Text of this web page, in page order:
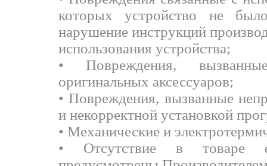
которых устройство не
нарушение инструкций
использования устройства;
• Повреждения,
оригинальных аксессуаров;
• Повреждения, вызванные
и некорректной установкой
• Механические и
• Отсутствие в товаре